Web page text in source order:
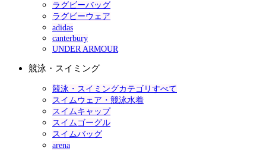
ラグビーバッグ
ラグビーウェア
adidas
canterbury
UNDER ARMOUR
競泳・スイミング
競泳・スイミングカテゴリすべて
スイムウェア・競泳水着
スイムキャップ
スイムゴーグル
スイムバッグ
arena